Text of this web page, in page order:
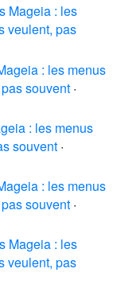
Mageia : les
veulent, pas
: les menus
souvent ·
: les menus
souvent ·
: les menus
souvent ·
Mageia : les
veulent, pas